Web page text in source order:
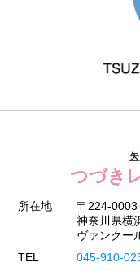
つづき
所在地
〒224-0003
神奈川県横
ヴァンクー
TEL
045-910-